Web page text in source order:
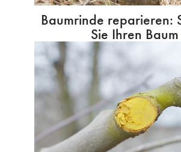
Baumrinde reparieren:
Sie Ihren Baum